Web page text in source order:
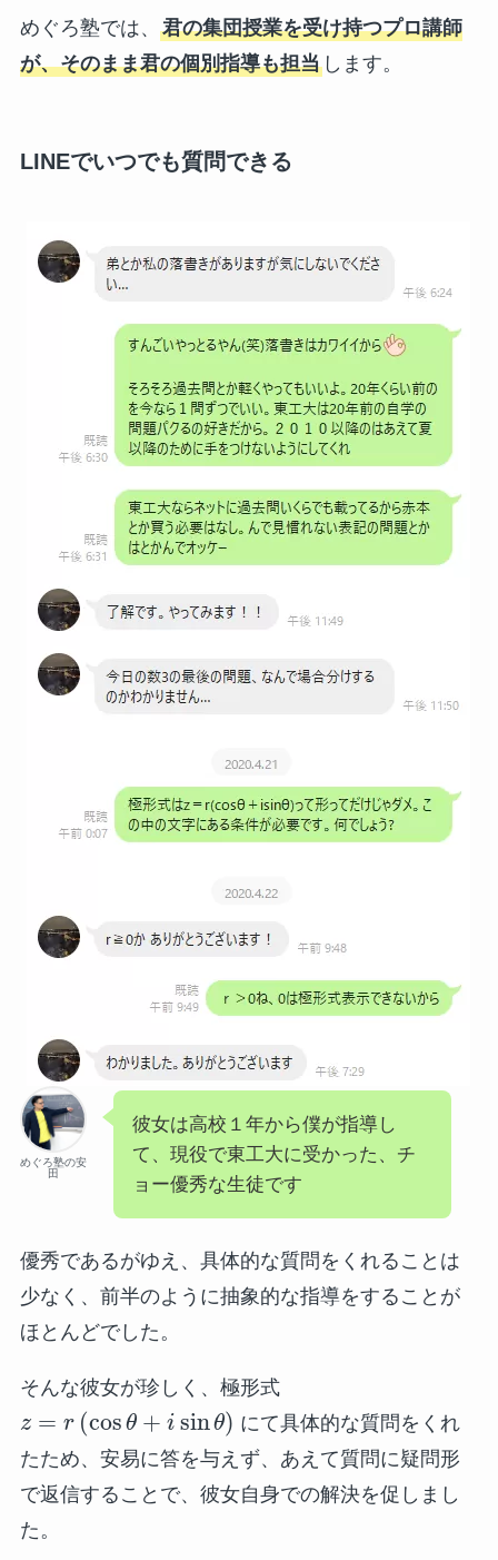
めぐろ塾では、 君の集団授業を受け持つプロ講師
が、そのまま君の個別指導も担当します。
LINEでいつでも質問できる
めぐろ塾の安
田
彼女は高校１年から僕が指導し
て、現役で東工大に受かった、チ
ョー優秀な生徒です
優秀であるがゆえ、具体的な質問をくれることは
少なく、前半のように抽象的な指導をすることが
ほとんどでした。
そんな彼女が珍しく、極形式
z = r (cos θ + i sinθ) にて具体的な質問をくれ
たため、安易に答を与えず、あえて質問に疑問形
で返信することで、彼女自身での解決を促しまし
た。